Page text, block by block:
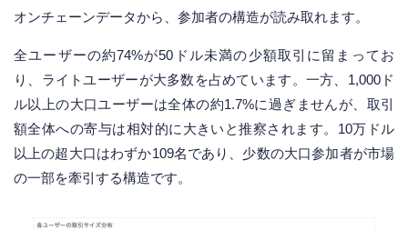
オンチェーンデータから、参加者の構造が読み取れます。
全ユーザーの約74%が50ドル未満の少額取引に留まってお
り、ライトユーザーが大多数を占めています。一方、1,000ド
ル以上の大口ユーザーは全体の約1.7%に過ぎませんが、取引
額全体への寄与は相対的に大きいと推察されます。10万ドル
以上の超大口はわずか109名であり、少数の大口参加者が市場
の一部を牽引する構造です。